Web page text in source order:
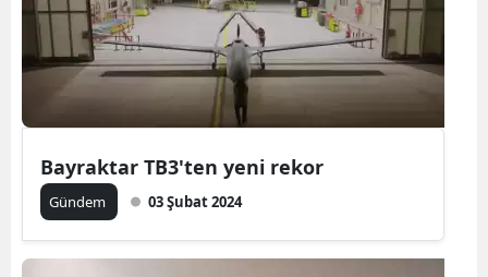
Bayraktar TB3'ten yeni rekor
Gündem 03 Şubat 2024